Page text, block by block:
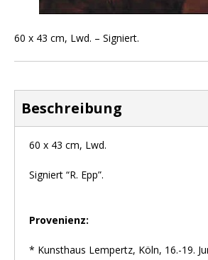
60 x 43 cm, Lwd. – Signiert.
Beschreibung
60 x 43 cm, Lwd.
Signiert “R. Epp”.
Provenienz:
* Kunsthaus Lempertz, Köln, 16.-19.